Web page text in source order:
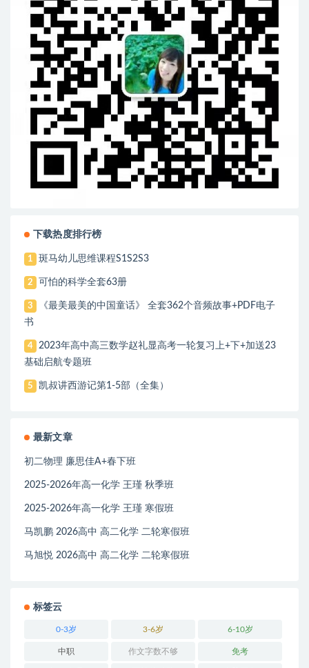
下载热度排行榜
1 斑马幼儿思维课程S1S2S3
2 可怕的科学全套63册
3
《最美最美的中国童话》 全套362个音频故事+PDF电子
书
4
2023年高中高三数学赵礼显高考一轮复习上+下+加送23
基础启航专题班
5 凯叔讲西游记第1-5部（全集）
最新文章
初二物理 廉思佳A+春下班
2025-2026年高一化学 王瑾 秋季班
2025-2026年高一化学 王瑾 寒假班
马凯鹏 2026高中 高二化学 二轮寒假班
马旭悦 2026高中 高二化学 二轮寒假班
标签云
0-3岁 3-6岁 6-10岁
中职 作文字数不够 免考